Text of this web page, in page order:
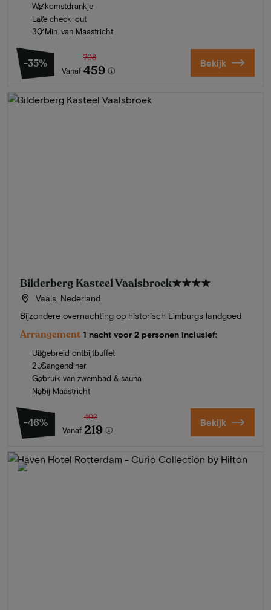
Welkomstdrankje
Late check-out
30 Min. van Maastricht
-35%
Vanaf
708
459 Bekijk
Bilderberg Kasteel Vaalsbroek★★★★
Vaals, Nederland
Bijzondere overnachting op historisch Limburgs landgoed
Arrangement 1 nacht voor 2 personen inclusief:
Uitgebreid ontbijtbuffet
2-Gangendiner
Gebruik van zwembad & sauna
Nabij Maastricht
-46%
Vanaf
402
219 Bekijk